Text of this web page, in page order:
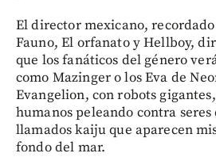
El director mexicano,
Fauno, El orfanato y Hellboy,
que los fanáticos del género
como Mazinger o los Eva de
Evangelion, con robots
humanos peleando contra
llamados kaiju que aparecen
fondo del mar.